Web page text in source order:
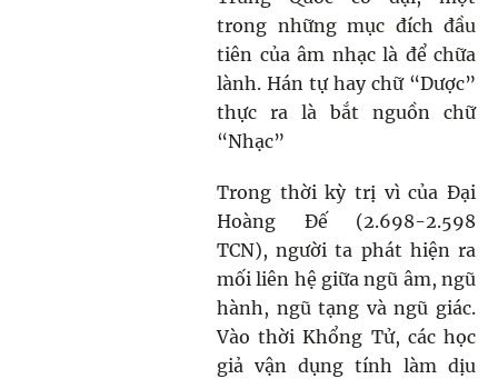
trong những mục đích đầu
tiên của âm nhạc là để chữa
lành. Hán tự hay chữ “Dược”
thực ra là bắt nguồn chữ
“Nhạc”
Trong thời kỳ trị vì của Đại
Hoàng Đế (2.698-2.598
TCN), người ta phát hiện ra
mối liên hệ giữa ngũ âm, ngũ
hành, ngũ tạng và ngũ giác.
Vào thời Khổng Tử, các học
giả vận dụng tính làm dịu